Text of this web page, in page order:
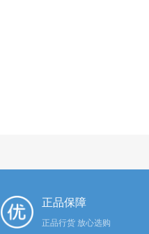
正品保障
正品行货 放心选购